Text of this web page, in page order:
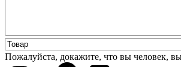
Пожалуйста, докажите, что вы человек,